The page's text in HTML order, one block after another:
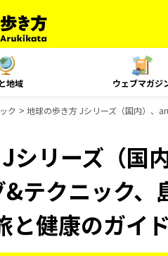
地域 ウェブマガジ
ク 地球の歩き方 Jシリーズ（国内）、
シリーズ（国
テクニック、
と健康のガイ